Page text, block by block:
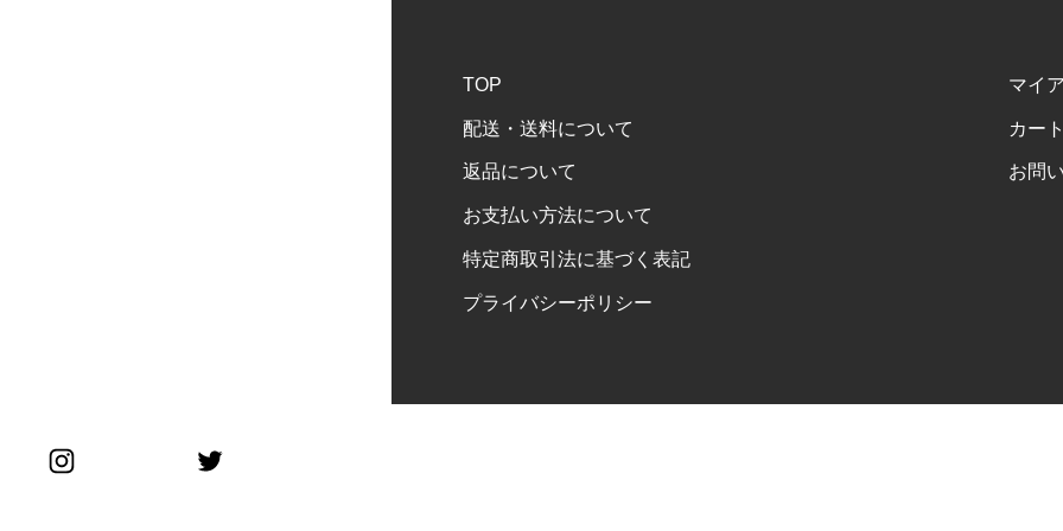
TOP
配送・送料について
返品について
お支払い方法について
特定商取引法に基づく表記
プライバシーポリシー
マイ
カー
お問